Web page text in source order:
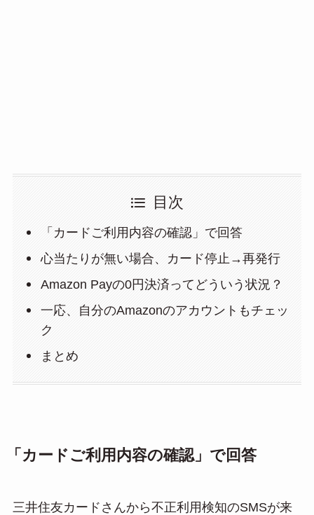
目次
「カードご利用内容の確認」で回答
心当たりが無い場合、カード停止→再発行
Amazon Payの0円決済ってどういう状況？
一応、自分のAmazonのアカウントもチェッ
ク
まとめ
「カードご利用内容の確認」で回答
三井住友カードさんから不正利用検知のSMSが来